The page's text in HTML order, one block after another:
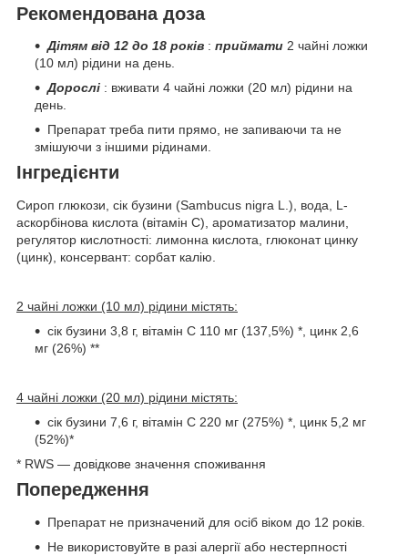
Рекомендована доза
Дітям від 12 до 18 років : приймати 2 чайні ложки
(10 мл) рідини на день.
Дорослі : вживати 4 чайні ложки (20 мл) рідини на
день.
Препарат треба пити прямо, не запиваючи та не
змішуючи з іншими рідинами.
Інгредієнти
Сироп глюкози, сік бузини (Sambucus nigra L.), вода, L-
аскорбінова кислота (вітамін С), ароматизатор малини,
регулятор кислотності: лимонна кислота, глюконат цинку
(цинк), консервант: сорбат калію.
2 чайні ложки (10 мл) рідини містять:
сік бузини 3,8 г, вітамін C 110 мг (137,5%) *, цинк 2,6
мг (26%) **
4 чайні ложки (20 мл) рідини містять:
сік бузини 7,6 г, вітамін C 220 мг (275%) *, цинк 5,2 мг
(52%)*
* RWS — довідкове значення споживання
Попередження
Препарат не призначений для осіб віком до 12 років.
Не використовуйте в разі алергії або нестерпності